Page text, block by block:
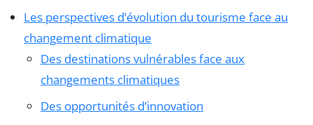
Les perspectives d’évolution du tourisme face au
changement climatique
Des destinations vulnérables face aux
changements climatiques
Des opportunités d’innovation